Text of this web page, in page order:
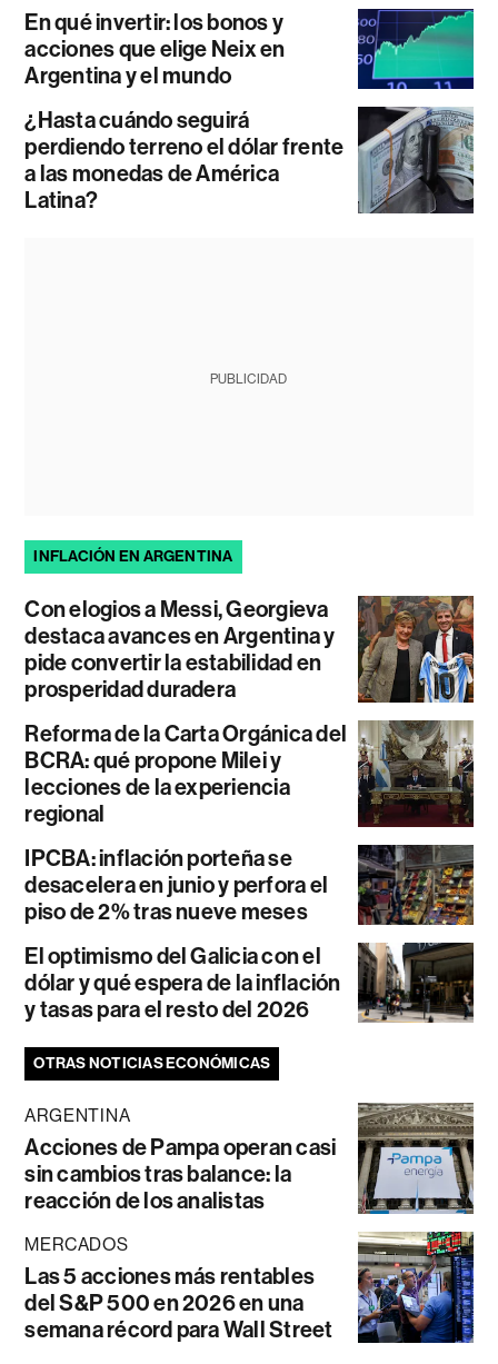
En qué invertir: los bonos y
acciones que elige Neix en
Argentina y el mundo
¿Hasta cuándo seguirá
perdiendo terreno el dólar frente
a las monedas de América
Latina?
PUBLICIDAD
INFLACIÓN EN ARGENTINA
Con elogios a Messi, Georgieva
destaca avances en Argentina y
pide convertir la estabilidad en
prosperidad duradera
Reforma de la Carta Orgánica del
BCRA: qué propone Milei y
lecciones de la experiencia
regional
IPCBA: inflación porteña se
desacelera en junio y perfora el
piso de 2% tras nueve meses
El optimismo del Galicia con el
dólar y qué espera de la inflación
y tasas para el resto del 2026
OTRAS NOTICIAS ECONÓMICAS
ARGENTINA
Acciones de Pampa operan casi
sin cambios tras balance: la
reacción de los analistas
MERCADOS
Las 5 acciones más rentables
del S&P 500 en 2026 en una
semana récord para Wall Street